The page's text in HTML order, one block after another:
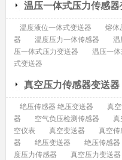
温压一体式压力传感器
温度液位一体式变送器 熔体
器
温度压力一体传感器 温
压一体式压力变送器
温压一
式变送器
真空压力传感器变送器
绝压传感器 绝压变送器 真
器
空气负压检测传感器 真
空仪表
真空变送器 真空传
器
绝压变送器 绝压传感器
度压力传感器
真空压力变送器